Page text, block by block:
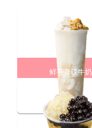
鲜芋青稞牛奶